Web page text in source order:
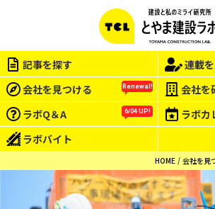
記事を探す
連載
会社を見つける
Renewal! 会社を
ラボQ＆A 6/04 UP! ラボカ
ラボバイト
HOME 会社を見